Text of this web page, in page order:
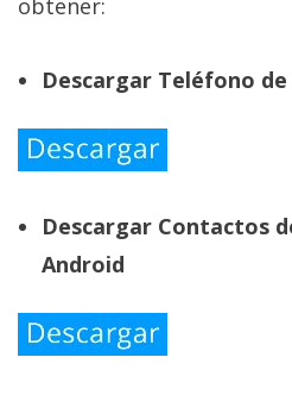
obtener:
Descargar Teléfono
Descargar Contactos
Android